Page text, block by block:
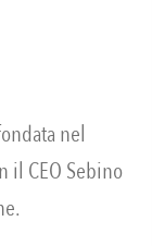
nel
il CEO Sebino